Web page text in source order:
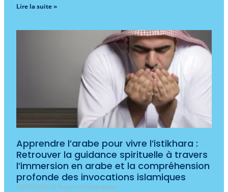
Lire la suite »
Apprendre l’arabe pour vivre l’istikhara :
Retrouver la guidance spirituelle à travers
l’immersion en arabe et la compréhension
profonde des invocations islamiques
19/03/2026
Aucun commentaire